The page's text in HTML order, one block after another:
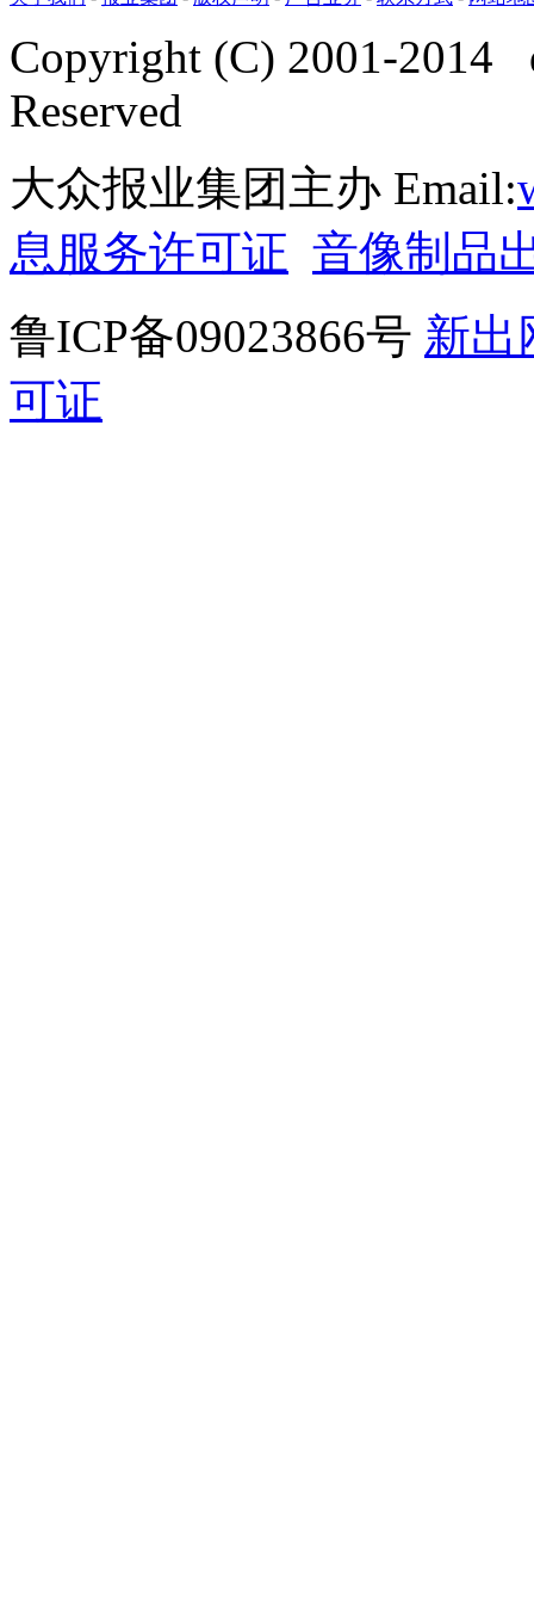
Copyright (C) 2001-2014
Reserved
大众报业集团主办 Email:
息服务许可证 音像制品
鲁ICP备09023866号 新出
可证